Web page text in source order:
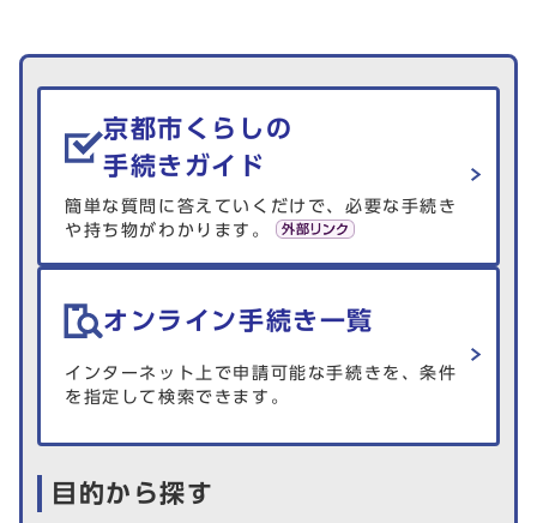
生活情報を探す
京都市くらしの
手続きガイド
簡単な質問に答えていくだけで、必要な手続き
や持ち物がわかります。
オンライン手続き一覧
インターネット上で申請可能な手続きを、条件
を指定して検索できます。
目的から探す